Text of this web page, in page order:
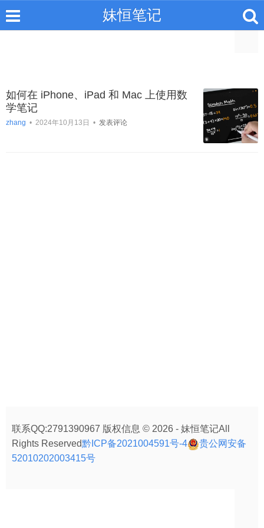
妹恒笔记
如何在 iPhone、iPad 和 Mac 上使用数
学笔记
zhang • 2024年10月13日 • 发表评论
联系QQ:2791390967 版权信息 © 2026 - 妹恒笔记All
Rights Reserved黔ICP备2021004591号-4
贵公网安备
52010202003415号